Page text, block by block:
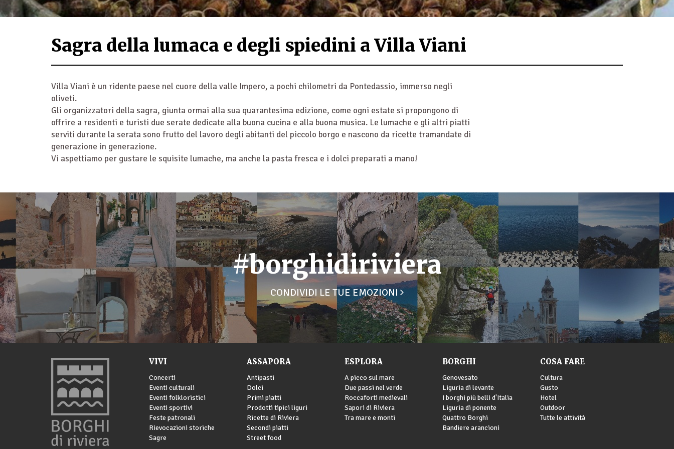
Sagra della lumaca e degli spiedini a Villa Viani
Villa Viani è un ridente paese nel cuore della valle Impero, a pochi chilometri da Pontedassio, immerso negli
oliveti.
Gli organizzatori della sagra, giunta ormai alla sua quarantesima edizione, come ogni estate si propongono di
offrire a residenti e turisti due serate dedicate alla buona cucina e alla buona musica. Le lumache e gli altri piatti
serviti durante la serata sono frutto del lavoro degli abitanti del piccolo borgo e nascono da ricette tramandate di
generazione in generazione.
Vi aspettiamo per gustare le squisite lumache, ma anche la pasta fresca e i dolci preparati a mano!
#borghidiriviera
CONDIVIDI LE TUE EMOZIONI
VIVI
Concerti
Eventi culturali
Eventi folkloristici
Eventi sportivi
Feste patronali
Rievocazioni storiche
Sagre
ASSAPORA
Antipasti
Dolci
Primi piatti
Prodotti tipici liguri
Ricette di Riviera
Secondi piatti
Street food
ESPLORA
A picco sul mare
Due passi nel verde
Roccaforti medievali
Sapori di Riviera
Tra mare e monti
BORGHI
Genovesato
Liguria di levante
I borghi più belli d'Italia
Liguria di ponente
Quattro Borghi
Bandiere arancioni
COSA FARE
Cultura
Gusto
Hotel
Outdoor
Tutte le attività